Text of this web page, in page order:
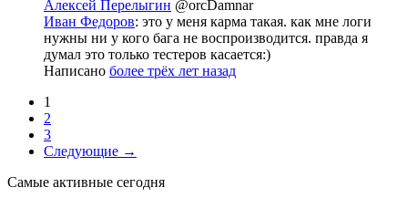
Алексей Перелыгин @orcDamnar
Иван Федоров: это у меня карма такая. как мне логи
нужны ни у кого бага не воспроизводится. правда я
думал это только тестеров касается:)
Написано более трёх лет назад
1
2
3
Следующие →
Самые активные сегодня